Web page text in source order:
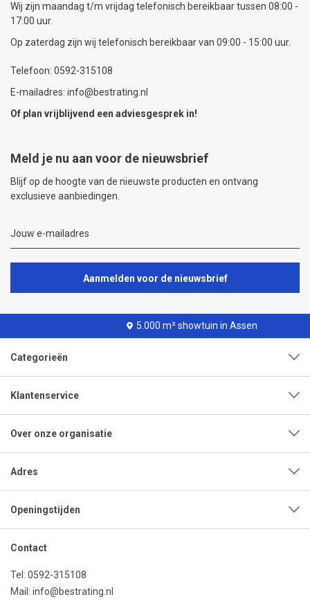
Wij zijn maandag t/m vrijdag telefonisch bereikbaar tussen 08:00 -
17:00 uur.
Op zaterdag zijn wij telefonisch bereikbaar van 09:00 - 15:00 uur.
Telefoon: 0592-315108
E-mailadres: info@bestrating.nl
Of plan vrijblijvend een adviesgesprek in!
Meld je nu aan voor de nieuwsbrief
Blijf op de hoogte van de nieuwste producten en ontvang
exclusieve aanbiedingen.
Aanmelden voor de nieuwsbrief
5.000 m² showtuin in Assen
Categorieën
Klantenservice
Over onze organisatie
Adres
Openingstijden
Contact
Tel: 0592-315108
Mail: info@bestrating.nl